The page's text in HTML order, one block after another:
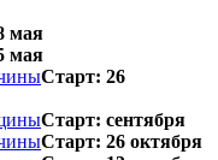
мая
мая
Старт: 26
Старт: сентября
Старт: 26 октября